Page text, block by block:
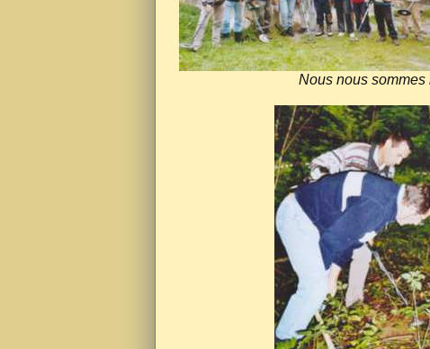
Nous nous sommes